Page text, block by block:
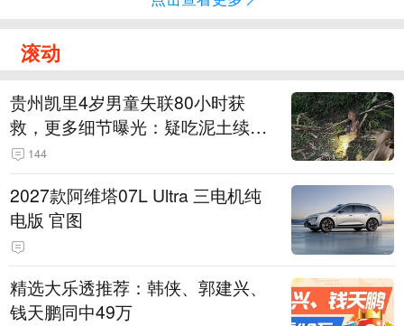
滚动
贵州凯里4岁男童失联80小时获
救，更多细节曝光：疑吃泥土续
命，搜救至20米附近错过多找3天
144
2027款阿维塔07L Ultra 三电机纯
电版 官图
精选大乐透推荐：韩侠、郭建兴、
钱天鹏同中49万